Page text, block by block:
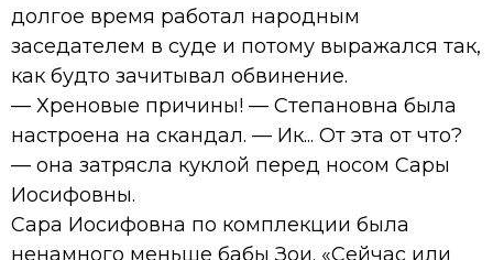
долгое время работал народным
заседателем в суде и потому выражался так,
как будто зачитывал обвинение.
— Хреновые причины! — Степановна была
настроена на скандал. — Ик... От эта от что?
— она затрясла куклой перед носом Сары
Иосифовны.
Сара Иосифовна по комплекции была
ненамного меньше бабы Зои. «Сейчас или